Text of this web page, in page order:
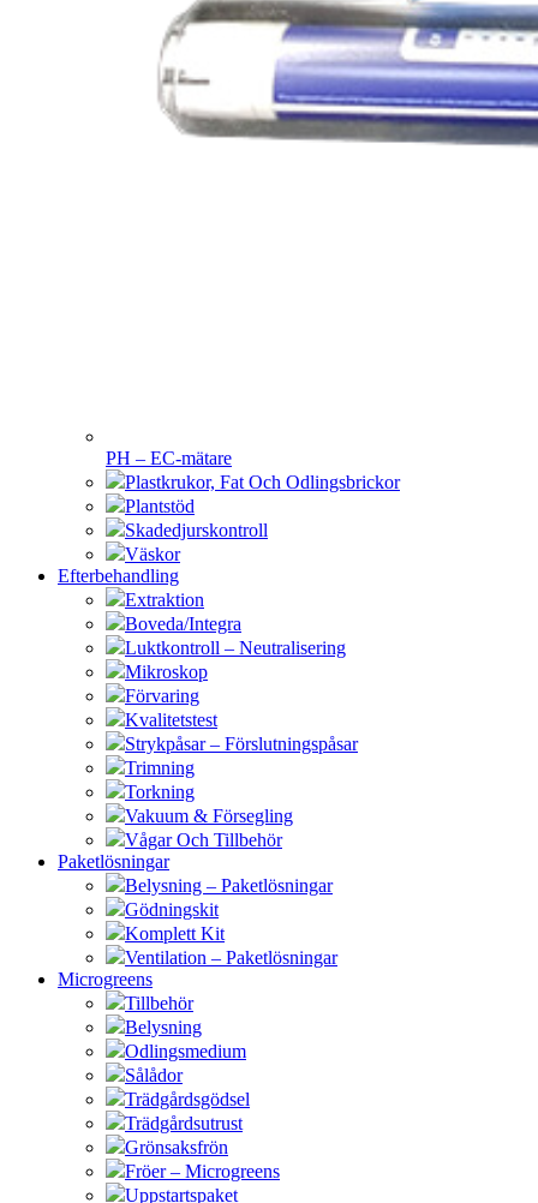
PH – EC-mätare
Plastkrukor, Fat Och Odlingsbrickor
Plantstöd
Skadedjurskontroll
Väskor
Efterbehandling
Extraktion
Boveda/Integra
Luktkontroll – Neutralisering
Mikroskop
Förvaring
Kvalitetstest
Strykpåsar – Förslutningspåsar
Trimning
Torkning
Vakuum & Försegling
Vågar Och Tillbehör
Paketlösningar
Belysning – Paketlösningar
Gödningskit
Komplett Kit
Ventilation – Paketlösningar
Microgreens
Tillbehör
Belysning
Odlingsmedium
Sålådor
Trädgårdsgödsel
Trädgårdsutrust
Grönsaksfrön
Fröer – Microgreens
Uppstartspaket